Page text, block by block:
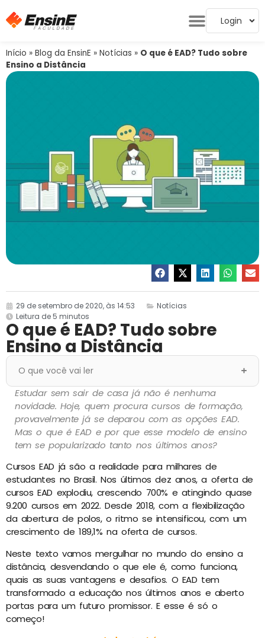
Login
Início » Blog da EnsinE » Notícias » O que é EAD? Tudo sobre
Ensino a Distância
29 de setembro de 2020, às 14:53
Notícias
Leitura de 5 minutos
O que é EAD? Tudo sobre
Ensino a Distância
O que você vai ler
Estudar sem sair de casa já não é nenhuma
novidade. Hoje, quem procura cursos de formação,
provavelmente já se deparou com as opções EAD.
Mas o que é EAD e por que esse modelo de ensino
tem se popularizado tanto nos últimos anos?
Cursos EAD já são a realidade para milhares de
estudantes no Brasil. Nos últimos dez anos, a oferta de
cursos EAD explodiu, crescendo 700% e atingindo quase
9.200 cursos em 2022. Desde 2018, com a flexibilização
da abertura de polos, o ritmo se intensificou, com um
crescimento de 189,1% na oferta de cursos.
Neste texto vamos mergulhar no mundo do ensino a
distância, desvendando o que ele é, como funciona,
quais as suas vantagens e desafios. O EAD tem
transformado a educação nos últimos anos e aberto
portas para um futuro promissor. E esse é só o
começo!